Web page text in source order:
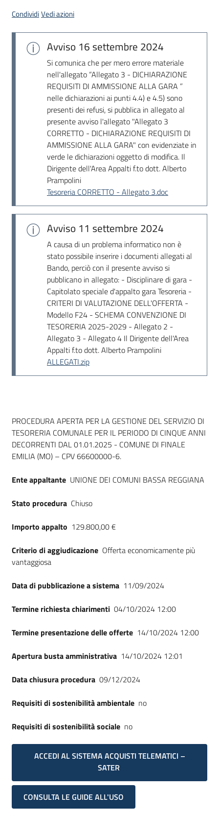
CondividiVedi azioni
Avviso 16 settembre 2024
Si comunica che per mero errore materiale
nell'allegato “Allegato 3 - DICHIARAZIONE
REQUISITI DI AMMISSIONE ALLA GARA ”
nelle dichiarazioni ai punti 4.4) e 4.5) sono
presenti dei refusi, si pubblica in allegato al
presente avviso l'allegato "Allegato 3
CORRETTO - DICHIARAZIONE REQUISITI DI
AMMISSIONE ALLA GARA" con evidenziate in
verde le dichiarazioni oggetto di modifica. Il
Dirigente dell'Area Appalti f.to dott. Alberto
Prampolini
Tesoreria CORRETTO - Allegato 3.doc
Avviso 11 settembre 2024
A causa di un problema informatico non è
stato possibile inserire i documenti allegati al
Bando, perciò con il presente avviso si
pubblicano in allegato: - Disciplinare di gara -
Capitolato speciale d'appalto gara Tesoreria -
CRITERI DI VALUTAZIONE DELL'OFFERTA -
Modello F24 - SCHEMA CONVENZIONE DI
TESORERIA 2025-2029 - Allegato 2 -
Allegato 3 - Allegato 4 Il Dirigente dell'Area
Appalti f.to dott. Alberto Prampolini
ALLEGATI.zip
Dati del bando
PROCEDURA APERTA PER LA GESTIONE DEL SERVIZIO DI
TESORERIA COMUNALE PER IL PERIODO DI CINQUE ANNI
DECORRENTI DAL 01.01.2025 - COMUNE DI FINALE
EMILIA (MO) – CPV 66600000-6.
Ente appaltante UNIONE DEI COMUNI BASSA REGGIANA
Stato procedura Chiuso
Importo appalto 129.800,00 €
Criterio di aggiudicazione Offerta economicamente più
vantaggiosa
Data di pubblicazione a sistema 11/09/2024
Termine richiesta chiarimenti 04/10/2024 12:00
Termine presentazione delle offerte 14/10/2024 12:00
Apertura busta amministrativa 14/10/2024 12:01
Data chiusura procedura 09/12/2024
Requisiti di sostenibilità ambientale no
Requisiti di sostenibilità sociale no
ACCEDI AL SISTEMA ACQUISTI TELEMATICI –
SATER
CONSULTA LE GUIDE ALL'USO